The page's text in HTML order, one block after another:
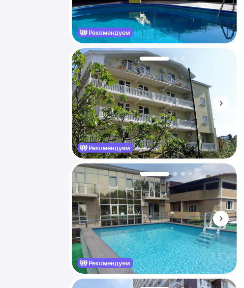
Рекомендуем
Рекомендуем
Рекомендуем